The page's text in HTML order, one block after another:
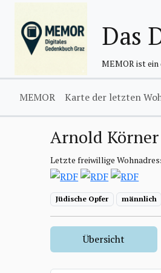
Das
MEMOR ist
MEMOR Karte der letzten
Arnold Körner
Letzte freiwillige
Jüdische Opfer männlich
Übersicht